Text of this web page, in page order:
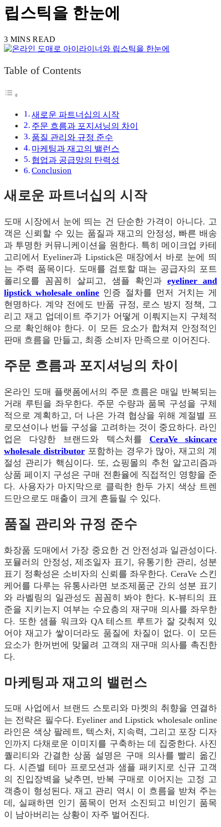
립스틱을 한눈에
3 MINS READ
Table of Contents
새로운 파트너십의 시작
주문 흐름과 포지셔닝의 차이
품질 관리와 규정 준수
마케팅과 재고의 밸런스
협업과 공급망의 탄력성
Conclusion
새로운 파트너십의 시작
도매 시장에서 눈에 띄는 건 단순한 가격이 아니다. 고
객은 신뢰할 수 있는 품질과 재고의 안정성, 빠른 배송
과 투명한 커뮤니케이션을 원한다. 특히 메이크업 카테
고리에서 Eyeliner과 Lipstick은 매장에서 바로 눈에 띄
는 주력 품목이다. 도매를 검토할 때는 공급자의 포트
폴리오를 꼼꼼히 살피고, 샘플 확인과 eyeliner and
lipstick wholesale online 인증 절차를 먼저 거치는 게
현명하다. 계약 전에도 반품 규정, 로스 방지 정책, 그
리고 재고 업데이트 주기가 어떻게 이뤄지는지 구체적
으로 확인해야 한다. 이 모든 요소가 합쳐져 안정적인
판매 흐름을 만들고, 최종 소비자 만족으로 이어진다.
주문 흐름과 포지셔닝의 차이
온라인 도매 플랫폼에서의 주문 흐름은 매일 반복되는
거래 루틴을 좌우한다. 주문 수량과 품목 구성을 구체
적으로 계획하고, 더 나은 가격 협상을 위해 계절별 프
로모션이나 번들 구성을 고려하는 것이 중요하다. 라인
업은 다양한 브랜드와 텍스처를 CeraVe skincare
wholesale distributor포함하는 경우가 많아, 재고의 계
절성 관리가 핵심이다. 또, 쇼핑몰의 추천 알고리즘과
상품 페이지 구성은 구매 전환율에 직접적인 영향을 준
다. 사용자가 마지막으로 클릭한 한두 가지 색상 트렌
드만으로도 매출이 크게 흔들릴 수 있다.
품질 관리와 규정 준수
화장품 도매에서 가장 중요한 건 안전성과 일관성이다.
포뮬러의 안정성, 제조일자 표기, 유통기한 관리, 성분
표기 정확성은 소비자의 신뢰를 좌우한다. CeraVe 스킨
케어를 다루는 유통사라면 보조제품군 간의 성분 표기
와 라벨링의 일관성도 꼼꼼히 봐야 한다. K-뷰티의 표
준을 지키는지 여부는 수요층의 재구매 의사를 좌우한
다. 또한 샘플 워크와 QA 테스트 루트가 잘 갖춰져 있
어야 재고가 쌓이더라도 품질에 차질이 없다. 이 모든
요소가 한꺼번에 맞물려 고객의 재구매 의사를 촉진한
다.
마케팅과 재고의 밸런스
도매 사업에서 브랜드 스토리와 마켓의 취향을 연결하
는 전략은 필수다. Eyeliner and Lipstick wholesale online
라인은 색상 팔레트, 텍스처, 지속력, 그리고 포장 디자
인까지 다채로운 이미지를 구축하는 데 집중한다. 사진
퀄리티와 간결한 상품 설명은 구매 의사를 빨리 옮긴
다. 시즌별 테마 프로모션과 샘플 패키지로 신규 고객
의 진입장벽을 낮추면, 반복 구매로 이어지는 고정 고
객층이 형성된다. 재고 관리 역시 이 흐름을 받쳐 주는
데, 실패하면 인기 품목이 먼저 소진되고 비인기 품목
이 남아버리는 상황이 자주 벌어진다.